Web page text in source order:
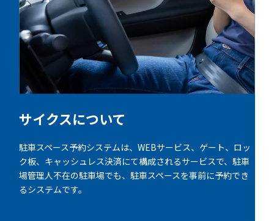
サイクスについて
駐車スペース予約システムは、WEBサービス、ゲート、ロッ
ク板、キャッシュレス決済にて構成されるサービスで、駐車
場管理人不在の駐車場でも、駐車スペースを事前に予約でき
るシステムです。